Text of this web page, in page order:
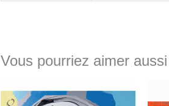
Vous pourriez aimer